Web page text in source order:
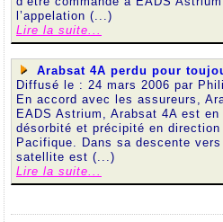
l’appelation (...)
Lire la suite...
Arabsat 4A perdu pour
Diffusé le : 24 mars 2006 par
En accord avec les assureurs,
EADS Astrium, Arabsat 4A est
désorbité et précipité en direction
Pacifique. Dans sa descente
satellite est (...)
Lire la suite...